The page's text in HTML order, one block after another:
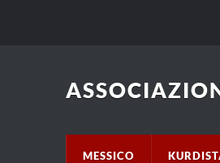
MESSICO